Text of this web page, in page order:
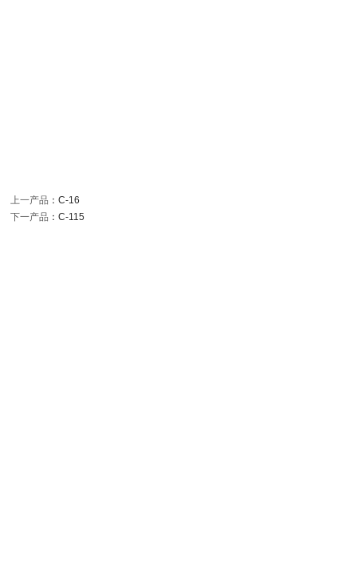
上一产品 ： C-16
下一产品 ： C-115